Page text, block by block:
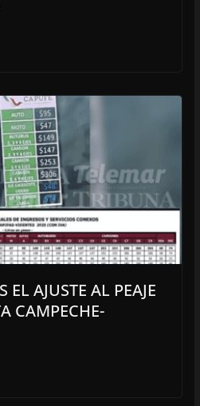
EL AJUSTE AL PEAJE
CAMPECHE-